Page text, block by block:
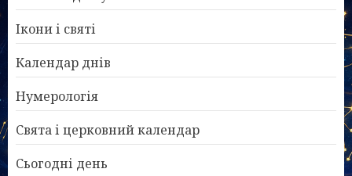
Ікони і святі
Календар днів
Нумерологія
Свята і церковний календар
Сьогодні день